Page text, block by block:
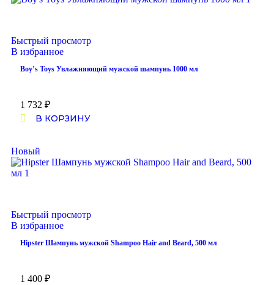
Быстрый просмотр
В избранное
Boy’s Toys Увлажняющий мужской шампунь 1000 мл
1 732 ₽
В КОРЗИНУ
Новый
Быстрый просмотр
В избранное
Hipster Шампунь мужской Shampoo Hair and Beard, 500 мл
1 400 ₽